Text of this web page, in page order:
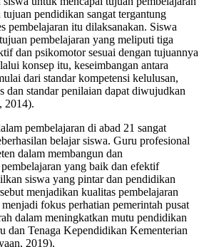
tujuan pendidikan sangat tergantung
pembelajaran itu dilaksanakan. Siswa
pembelajaran yang meliputi tiga
dan psikomotor sesuai dengan tujuannya
konsep itu, keseimbangan antara
dari standar kompetensi kelulusan,
dan standar penilaian dapat diwujudkan
2014).
pembelajaran di abad 21 sangat
belajar siswa. Guru profesional
dalam membangun dan
yang baik dan efektif
siswa yang pintar dan pendidikan
menjadikan kualitas pembelajaran
fokus perhatian pemerintah pusat
dalam meningkatkan mutu pendidikan
dan Tenaga Kependidikan Kementerian
2019).